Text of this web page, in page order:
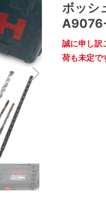
ボッシ
誠に申し訳
荷も未定で